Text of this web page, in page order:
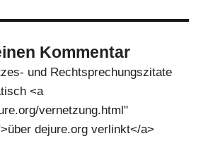
Kommentar
und Rechtsprechungszitate
<a
vernetzung.html"
dejure.org verlinkt</a>